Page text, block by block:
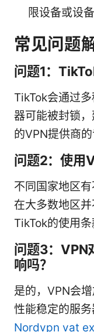
限设备或设
常见问题
问题1：
TikTok会通过
器可能被封锁
的VPN提供商的
问题2：使用
不同国家地区
在大多数地区
TikTok的使用条
问题3：VPN
响吗？
是的，VPN会
性能稳定的服务
Nordvpn vat